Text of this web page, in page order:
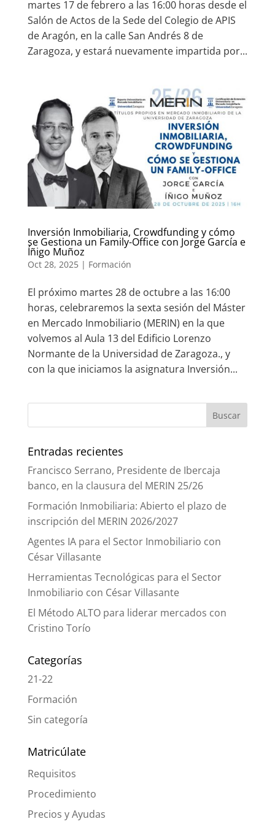
martes 17 de febrero a las 16:00 horas desde el
Salón de Actos de la Sede del Colegio de APIS
de Aragón, en la calle San Andrés 8 de
Zaragoza, y estará nuevamente impartida por...
Inversión Inmobiliaria, Crowdfunding y cómo
se Gestiona un Family-Office con Jorge García e
Íñigo Muñoz
Oct 28, 2025| Formación
El próximo martes 28 de octubre a las 16:00
horas, celebraremos la sexta sesión del Máster
en Mercado Inmobiliario (MERIN) en la que
volvemos al Aula 13 del Edificio Lorenzo
Normante de la Universidad de Zaragoza., y
con la que iniciamos la asignatura Inversión...
Entradas recientes
Francisco Serrano, Presidente de Ibercaja
banco, en la clausura del MERIN 25/26
Formación Inmobiliaria: Abierto el plazo de
inscripción del MERIN 2026/2027
Agentes IA para el Sector Inmobiliario con
César Villasante
Herramientas Tecnológicas para el Sector
Inmobiliario con César Villasante
El Método ALTO para liderar mercados con
Cristino Torío
Categorías
21-22
Formación
Sin categoría
Matricúlate
Requisitos
Procedimiento
Precios y Ayudas